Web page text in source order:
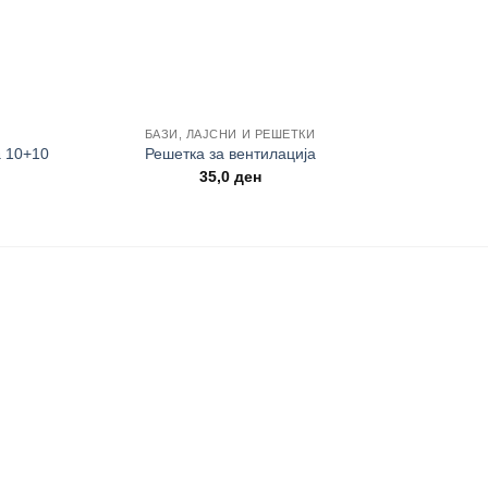
10+10
БАЗИ, ЛАЈСНИ И РЕШЕТКИ
Решетка за вентилација
35,0 ден